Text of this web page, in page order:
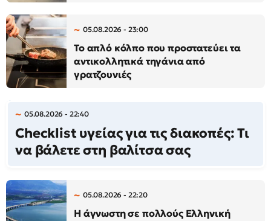
05.08.2026 - 23:00
Το απλό κόλπο που προστατεύει τα
αντικολλητικά τηγάνια από
γρατζουνιές
05.08.2026 - 22:40
Checklist υγείας για τις διακοπές: Τι
να βάλετε στη βαλίτσα σας
05.08.2026 - 22:20
Η άγνωστη σε πολλούς Ελληνική